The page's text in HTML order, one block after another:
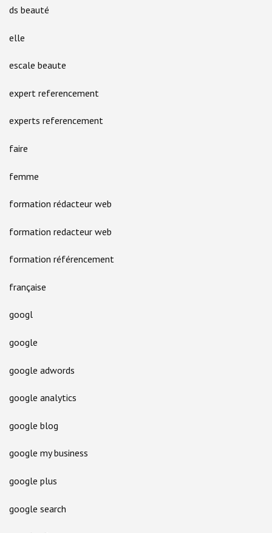
ds beauté
elle
escale beaute
expert referencement
experts referencement
faire
femme
formation rédacteur web
formation redacteur web
formation référencement
française
googl
google
google adwords
google analytics
google blog
google my business
google plus
google search